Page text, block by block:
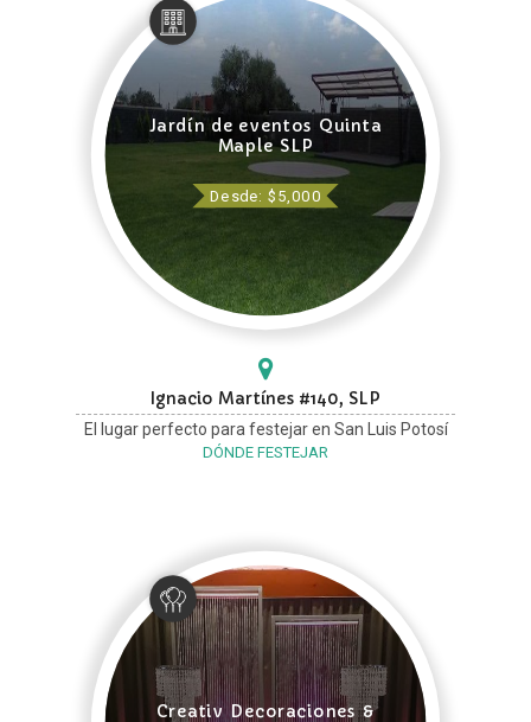
Jardín de eventos Quinta
Maple SLP
Desde: $5,000
Ignacio Martínes #140, SLP
El lugar perfecto para festejar en San Luis Potosí
DÓNDE FESTEJAR
Creativ Decoraciones &